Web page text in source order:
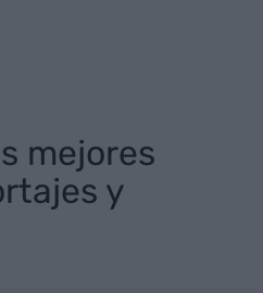
mejores
y